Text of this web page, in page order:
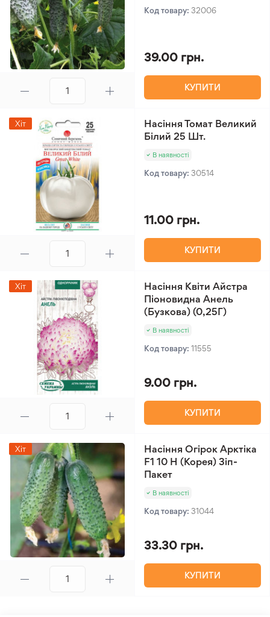
Код товару: 32006
39.00 грн.
КУПИТИ
Хіт
Насіння Томат Великий
Білий 25 Шт.
В наявності
Код товару: 30514
11.00 грн.
КУПИТИ
Хіт
Насіння Квіти Айстра
Піоновидна Анель
(Бузкова) (0,25Г)
В наявності
Код товару: 11555
9.00 грн.
КУПИТИ
Хіт
Насіння Огірок Арктіка
F1 10 Н (Корея) Зіп-
Пакет
В наявності
Код товару: 31044
33.30 грн.
КУПИТИ